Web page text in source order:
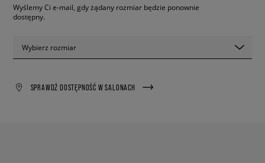
Wyślemy Ci e-mail, gdy żądany rozmiar będzie ponownie
dostępny.
Wybierz rozmiar
SPRAWDŹ DOSTĘPNOŚĆ W SALONACH